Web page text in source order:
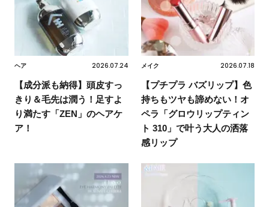
ヘア 2026.07.24
【成分派も納得】頭皮すっ
きり＆毛先は潤う！足すよ
り満たす「ZEN」のヘアケ
ア！
メイク 2026.07.18
【プチプラ バズリップ】色
持ちもツヤも諦めない！オ
ペラ「グロウリップティン
ト 310」で叶う大人の洒落
感リップ